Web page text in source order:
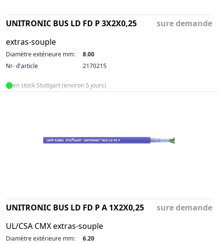
UNITRONIC BUS LD FD P 3X2X0,25
extras-souple
sure demande
Diamètre extérieure mm:
8.00
Nr- d'article
2170215
en stock Stuttgart (environ 5 jours)
UNITRONIC BUS LD FD P A 1X2X0,25
UL/CSA CMX extras-souple
sure demande
Diamètre extérieure mm:
6.20